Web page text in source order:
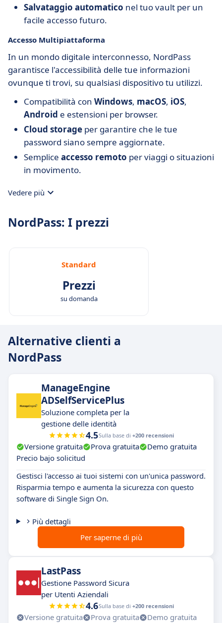
Salvataggio automatico nel tuo vault per un
facile accesso futuro.
Accesso Multipiattaforma
In un mondo digitale interconnesso, NordPass
garantisce l'accessibilità delle tue informazioni
ovunque ti trovi, su qualsiasi dispositivo tu utilizzi.
Compatibilità con Windows, macOS, iOS,
Android e estensioni per browser.
Cloud storage per garantire che le tue
password siano sempre aggiornate.
Semplice accesso remoto per viaggi o situazioni
in movimento.
Vedere più
NordPass: I prezzi
Standard
Prezzi
su domanda
Alternative clienti a
NordPass
ManageEngine
ADSelfServicePlus
Soluzione completa per la
gestione delle identità
4.5Sulla base di +200 recensioni
Versione gratuita Prova gratuita
Demo gratuita
Precio bajo solicitud
Gestisci l'accesso ai tuoi sistemi con un'unica password.
Risparmia tempo e aumenta la sicurezza con questo
software di Single Sign On.
Più dettagli
Per saperne di più
LastPass
Gestione Password Sicura
per Utenti Aziendali
4.6Sulla base di +200 recensioni
Versione gratuita Prova gratuita
Demo gratuita